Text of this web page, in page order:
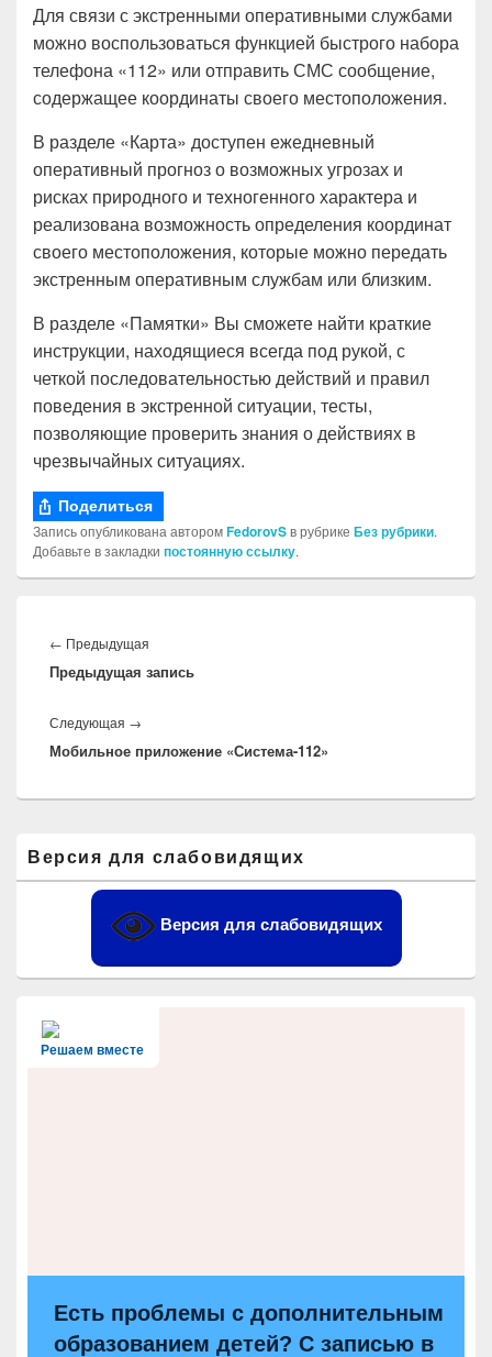
Для связи с экстренными оперативными службами
можно воспользоваться функцией быстрого набора
телефона «112» или отправить СМС сообщение,
содержащее координаты своего местоположения.
В разделе «Карта» доступен ежедневный
оперативный прогноз о возможных угрозах и
рисках природного и техногенного характера и
реализована возможность определения координат
своего местоположения, которые можно передать
экстренным оперативным службам или близким.
В разделе «Памятки» Вы сможете найти краткие
инструкции, находящиеся всегда под рукой, с
четкой последовательностью действий и правил
поведения в экстренной ситуации, тесты,
позволяющие проверить знания о действиях в
чрезвычайных ситуациях.
Поделиться
Запись опубликована авторомFedorovSв рубрике Без рубрики.
Добавьте в закладки постоянную ссылку.
по
записям
← Предыдущая
запись:
Предыдущая запись
Следующая →
запись:
Мобильное приложение «Система-112»
основной
боковой
Версия для слабовидящих
Версия для слабовидящих
Решаем вместе
Есть проблемы с дополнительным
образованием детей? С записью в